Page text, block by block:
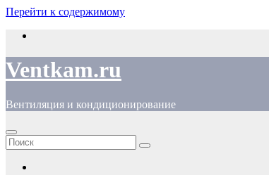
Перейти к содержимому
Ventkam.ru
Вентиляция и кондиционирование